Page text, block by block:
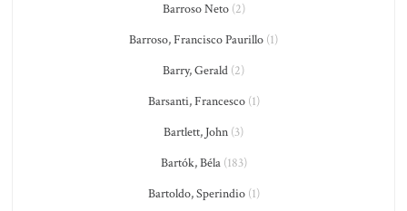
Barroso Neto(2)
Barroso, Francisco Paurillo (1)
Barry, Gerald (2)
Barsanti, Francesco(1)
Bartlett, John (3)
Bartók, Béla(183)
Bartoldo, Sperindio(1)